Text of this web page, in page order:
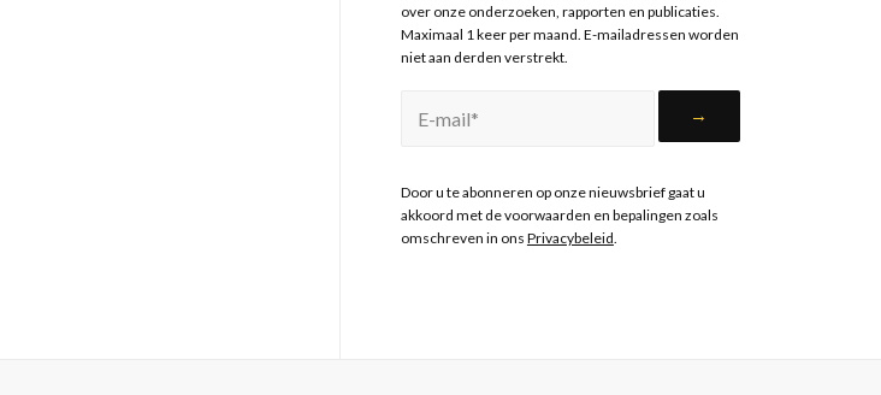
over onze onderzoeken, rapporten en publicaties.
Maximaal 1 keer per maand. E-mailadressen worden
niet aan derden verstrekt.
Door u te abonneren op onze nieuwsbrief gaat u
akkoord met de voorwaarden en bepalingen zoals
omschreven in ons Privacybeleid.